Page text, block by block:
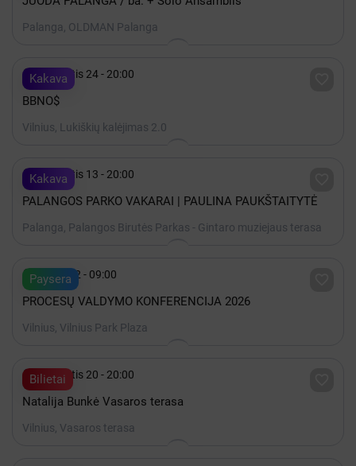
Palanga, OLDMAN Palanga
Kakava
 Rugpjūtis 24 - 20:00
BBNO$
Vilnius, Lukiškių kalėjimas 2.0
Kakava
 Rugpjūtis 13 - 20:00
PALANGOS PARKO VAKARAI | PAULINA PAUKŠTAITYTĖ
Palanga, Palangos Birutės Parkas - Gintaro muziejaus terasa
Paysera
 Spalis 22 - 09:00
PROCESŲ VALDYMO KONFERENCIJA 2026
Vilnius, Vilnius Park Plaza
Bilietai
 Rugpjūtis 20 - 20:00
Natalija Bunkė Vasaros terasa
Vilnius, Vasaros terasa